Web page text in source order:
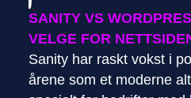
SANITY VS
VELGE FOR
Sanity har raskt vokst i
årene som et moderne